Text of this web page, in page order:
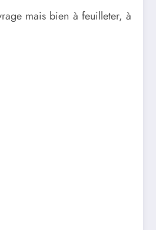
mais bien à feuilleter, à